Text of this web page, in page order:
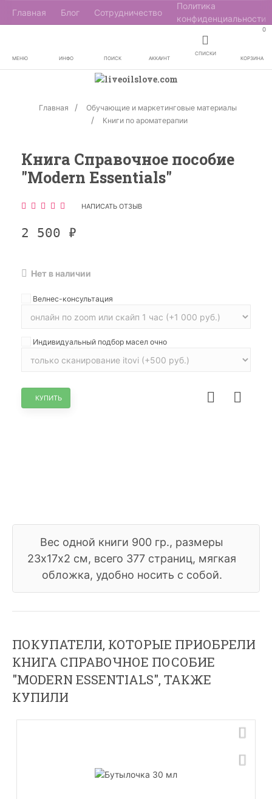
Главная Блог Сотрудничество
Политика
конфиденциальности
МЕНЮ ИНФО ПОИСК АККАУНТ
СПИСКИ
0
КОРЗИНА
Главная
Обучающие и маркетинговые материалы
Книги по ароматерапии
Книга Справочное пособие
"Modern Essentials"
НАПИСАТЬ ОТЗЫВ
2 500 ₽
Нет в наличии
Велнес-консультация
Индивидуальный подбор масел очно
КУПИТЬ
Вес одной книги 900 гр., размеры
23х17х2 см, всего 377 страниц, мягкая
обложка, удобно носить с собой.
ПОКУПАТЕЛИ, КОТОРЫЕ ПРИОБРЕЛИ
КНИГА СПРАВОЧНОЕ ПОСОБИЕ
"MODERN ESSENTIALS", ТАКЖЕ
КУПИЛИ